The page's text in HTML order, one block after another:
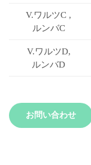
V.ワルツC ,
ルンバC
V.ワルツD,
ルンバD
お問い合わせ